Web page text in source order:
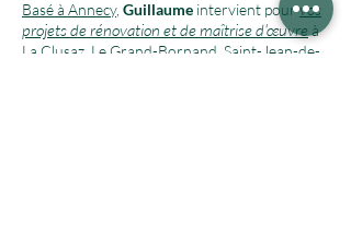
Basé à Annecy, Guillaume intervient pourvos
projets de rénovation et de maîtrise d'œuvre à
La Clusaz , Le Grand-Bornand, Saint-Jean-de-